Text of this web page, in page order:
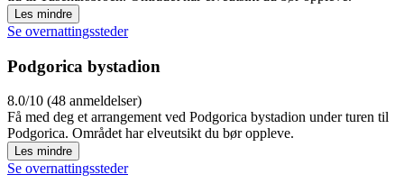
Les mindre
Se overnattingssteder
Podgorica bystadion
8.0/10 (48 anmeldelser)
Få med deg et arrangement ved Podgorica bystadion under turen til
Podgorica. Området har elveutsikt du bør oppleve.
Les mindre
Se overnattingssteder